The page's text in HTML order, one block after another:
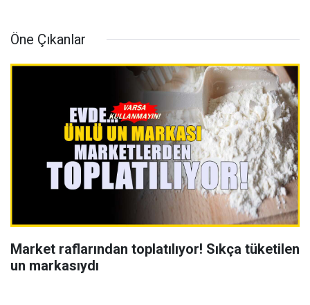
Öne Çıkanlar
Market raflarından toplatılıyor! Sıkça tüketilen
un markasıydı